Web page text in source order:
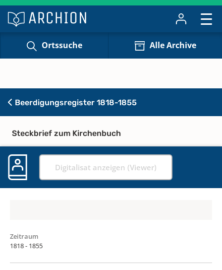
Ortssuche Alle Archive
Beerdigungsregister 1818-1855
Steckbrief zum Kirchenbuch
Digitalisat anzeigen (Viewer)
Zeitraum
1818 - 1855